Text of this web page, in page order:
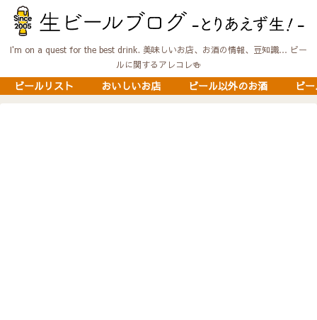
I'm on a quest for the best drink. 美味しいお店、お酒の情報、豆知識… ビー
ルに関するアレコレ🍻
ビールリスト おいしいお店 ビール以外のお酒 ビ